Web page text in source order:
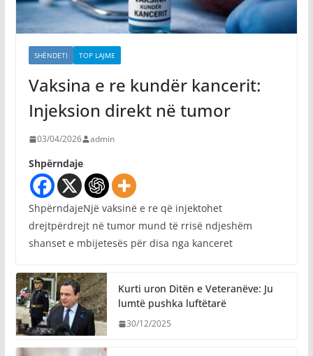
SHËNDETI TOP LAJME
Vaksina e re kundër kancerit:
Injeksion direkt në tumor
03/04/2026 admin
Shpërndaje
ShpërndajeNjë vaksinë e re që injektohet
drejtpërdrejt në tumor mund të rrisë ndjeshëm
shanset e mbijetesës për disa nga kanceret
Kurti uron Ditën e Veteranëve: Ju
lumtë pushka luftëtarë
30/12/2025